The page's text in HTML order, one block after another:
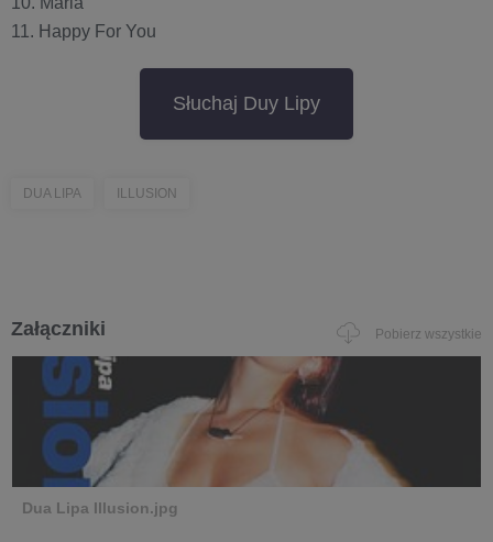
11. Happy For You
Słuchaj Duy Lipy
DUA LIPA ILLUSION
Załączniki Pobierz wszystkie
Dua Lipa Illusion.jpg